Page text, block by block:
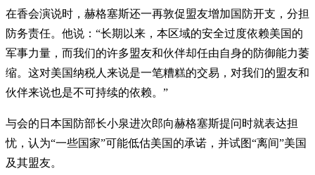
在香会演说时，赫格塞斯还一再敦促盟友增加国防开支，分担
防务责任。他说：“长期以来，本区域的安全过度依赖美国的
军事力量，而我们的许多盟友和伙伴却任由自身的防御能力萎
缩。这对美国纳税人来说是一笔糟糕的交易，对我们的盟友和
伙伴来说也是不可持续的依赖。”
与会的日本国防部长小泉进次郎向赫格塞斯提问时就表达担
忧，认为“一些国家”可能低估美国的承诺，并试图“离间”美国
及其盟友。